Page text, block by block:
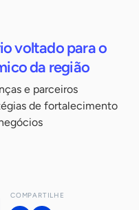
voltado para o
da região
e parceiros
de fortalecimento
COMPARTILHE